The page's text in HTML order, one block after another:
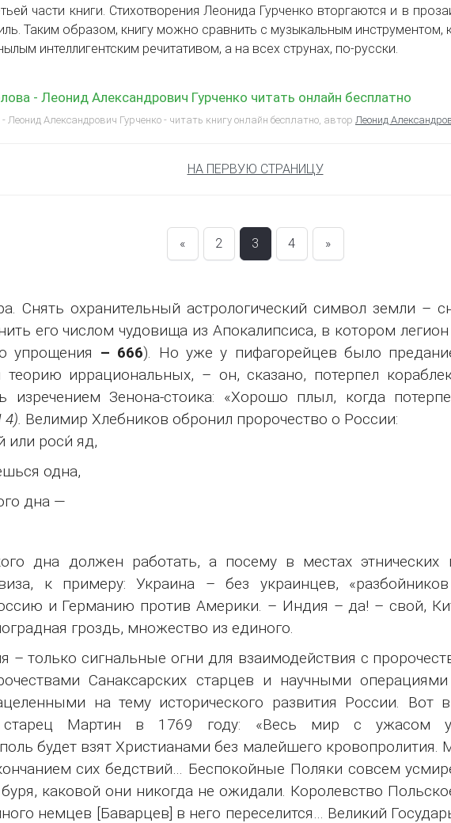
части книги. Стихотворения Леонида Гурченко вторгаются и в
Таким образом, книгу можно сравнить с музыкальным инструментом,
интеллигентским речитативом, а на всех струнах, по-русски.
- Леонид Александрович Гурченко читать онлайн бесплатно
Леонид Александрович Гурченко - читать книгу онлайн бесплатно, автор Леонид
НА ПЕРВУЮ СТРАНИЦУ
« 2 3 4 »
Снять охранительный астрологический символ земли –
его числом чудовища из Апокалипсиса, в котором
упрощения – 666). Но уже у пифагорейцев было
теорию иррациональных, – он, сказано, потерпел
изречением Зенона-стоика: «Хорошо плыл, когда
4). Велимир Хлебников обронил пророчество о России:
или роси́ яд,
одна,
дна —
дна должен работать, а посему в местах этнических
к примеру: Украина – без украинцев,
и Германию против Америки. – Индия – да! – свой,
гроздь, множество из единого.
– только сигнальные огни для взаимодействия с
Санаксарских старцев и научными
на тему исторического развития России. Вот
старец Мартин в 1769 году: «Весь мир с ужасом
будет взят Христианами без малейшего кровопролития.
сих бедствий… Беспокойные Поляки совсем
буря, каковой они никогда не ожидали. Королевство
немцев [Баварцев] в него переселится… Великий